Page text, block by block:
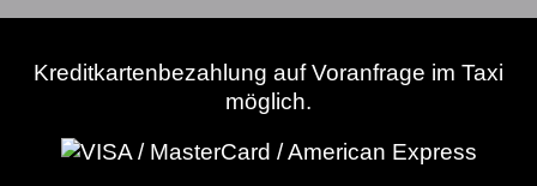
Kreditkartenbezahlung auf Voranfrage im Taxi
möglich.